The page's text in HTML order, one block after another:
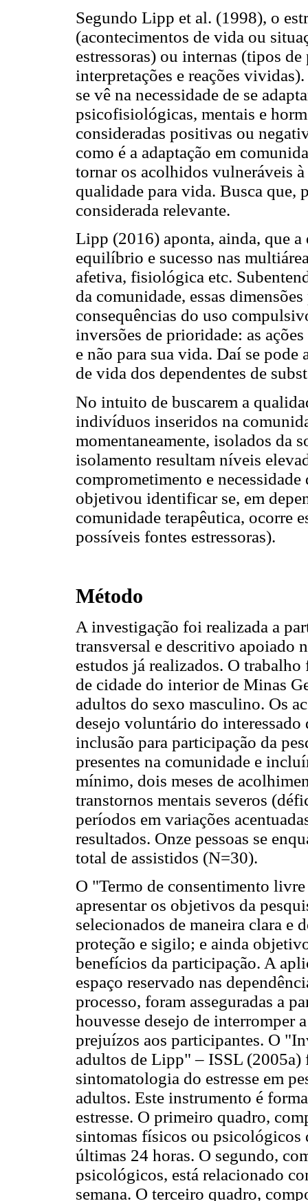
Segundo Lipp et al. (1998), o
(acontecimentos de vida ou
estressoras) ou internas (tipos
interpretações e reações
se vê na necessidade de se
psicofisiológicas, mentais e
consideradas positivas ou
como é a adaptação em
tornar os acolhidos vulneráveis
qualidade para vida. Busca que,
considerada relevante.
Lipp (2016) aponta, ainda, que a
equilíbrio e sucesso nas
afetiva, fisiológica etc.
da comunidade, essas
consequências do uso
inversões de prioridade: as
e não para sua vida. Daí se
de vida dos dependentes de
No intuito de buscarem a
indivíduos inseridos na
momentaneamente, isolados da
isolamento resultam níveis
comprometimento e
objetivou identificar se, em
comunidade terapêutica, ocorre
possíveis fontes estressoras).
Método
A investigação foi realizada a
transversal e descritivo apoiado
estudos já realizados. O
de cidade do interior de Minas
adultos do sexo masculino. Os
desejo voluntário do interessado
inclusão para participação da
presentes na comunidade e
mínimo, dois meses de
transtornos mentais severos
períodos em variações
resultados. Onze pessoas se
total de assistidos (N=30).
O "Termo de consentimento
apresentar os objetivos da
selecionados de maneira clara e
proteção e sigilo; e ainda
benefícios da participação. A
espaço reservado nas
processo, foram asseguradas a
houvesse desejo de interromper
prejuízos aos participantes. O
adultos de Lipp" – ISSL (2005a)
sintomatologia do estresse em
adultos. Este instrumento é
estresse. O primeiro quadro,
sintomas físicos ou psicológicos
últimas 24 horas. O segundo,
psicológicos, está relacionado
semana. O terceiro quadro,